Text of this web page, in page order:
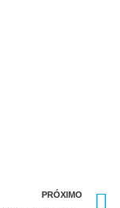
PRÓXIMO